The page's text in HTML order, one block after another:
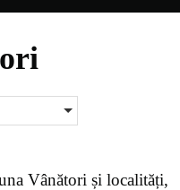
Vânători și localități,